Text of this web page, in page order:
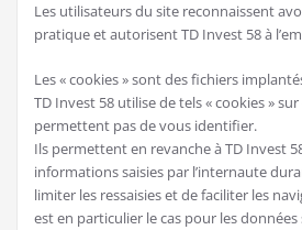
Les utilisateurs du site reconnaissent
pratique et autorisent TD Invest 58 à
Les « cookies » sont des fichiers
TD Invest 58 utilise de tels « cookies »
permettent pas de vous identifier.
Ils permettent en revanche à TD Invest
informations saisies par l’internaute
limiter les ressaisies et de faciliter les
est en particulier le cas pour les données